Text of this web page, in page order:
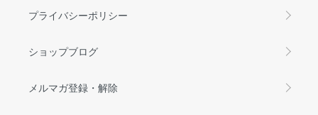
プライバシーポリシー
ショップブログ
メルマガ登録・解除